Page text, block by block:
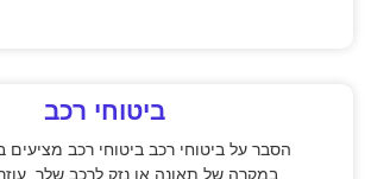
ביטוחי רכב
הסבר על ביטוחי רכב ביטוחי רכב מציעים
במקרה של תאונה או נזק לרכב שלך,